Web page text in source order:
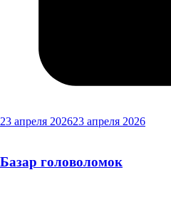
23 апреля 202623 апреля 2026
Базар головоломок